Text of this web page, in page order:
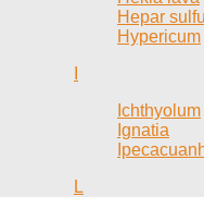
Hepar
Hypericum
Ichthyolum
Ignatia
L